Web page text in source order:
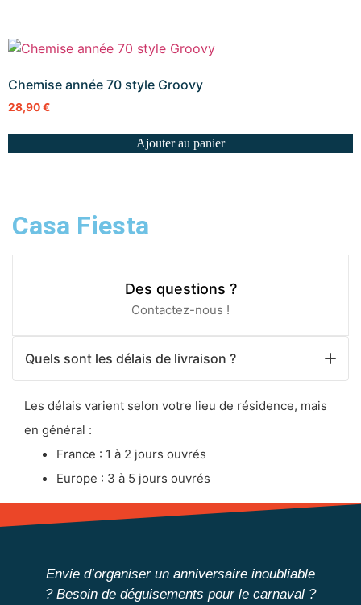
Chemise année 70 style Groovy
28,90€
Ajouter au panier
Casa Fiesta
Des questions ?
Contactez-nous !
Quels sont les délais de livraison ?
Les délais varient selon votre lieu de résidence, mais
en général :
France : 1 à 2 jours ouvrés
Europe : 3 à 5 jours ouvrés
Envie d’organiser un anniversaire inoubliable
? Besoin de déguisements pour le carnaval ?